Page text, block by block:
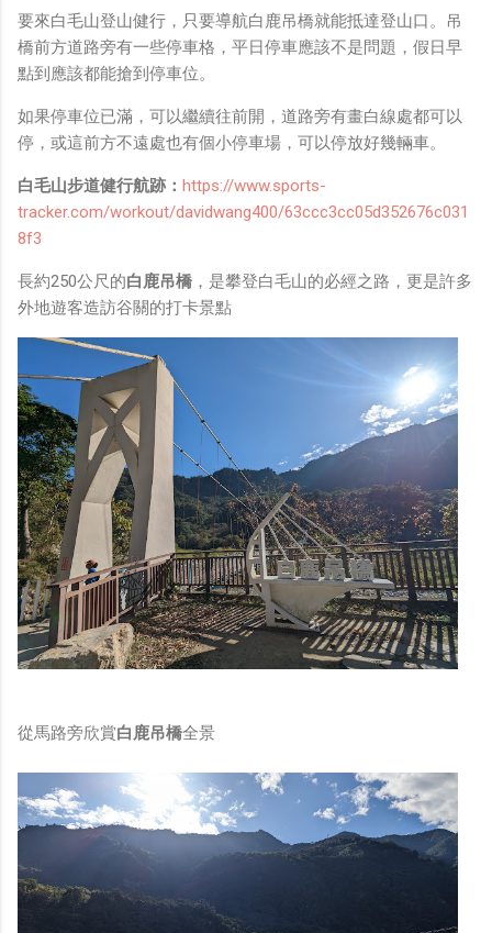
要來白毛山登山健行，只要導航白鹿吊橋就能抵達登山口。吊
橋前方道路旁有一些停車格，平日停車應該不是問題，假日早
點到應該都能搶到停車位。
如果停車位已滿，可以繼續往前開，道路旁有畫白線處都可以
停，或這前方不遠處也有個小停車場，可以停放好幾輛車。
白毛山步道健行航跡： https://www.sports-
tracker.com/workout/davidwang400/63ccc3cc05d352676c031
8f3
長約250公尺的白鹿吊橋 ，是攀登白毛山的必經之路，更是許多
外地遊客造訪谷關的打卡景點
從馬路旁欣賞白鹿吊橋全景